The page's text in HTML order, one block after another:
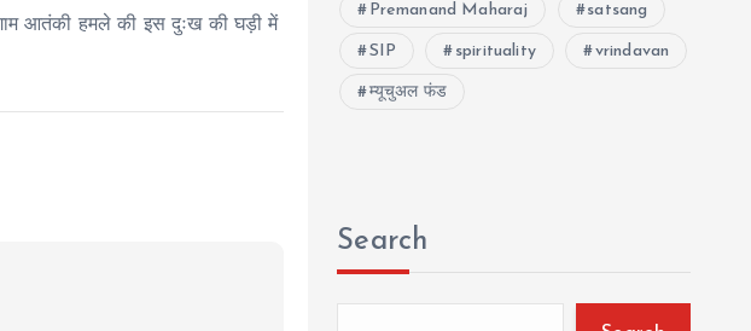
आतंकी हमले की इस दुःख की घड़ी में
Premanand Maharaj satsang
SIP spirituality vrindavan
म्यूचुअल फंड
Search